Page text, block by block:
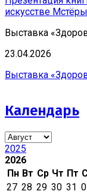
искусстве
Выставка
23.04.2026
Выставка
Календарь
2025
2026
Пн Вт Ср Чт Пт
27 28 29 30 31